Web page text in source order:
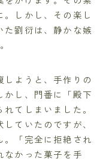
しかし、その楽し
た劉衍は、静かな嫉
ようと、手作りの
かし、門番に「殿下
てしまいました。
ていたのですが、
。「完全に拒絶され
なかった菓子を手